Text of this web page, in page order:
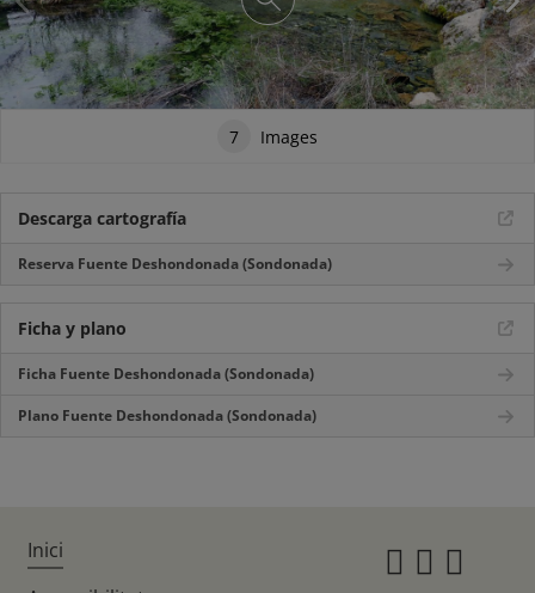
7 Images
Descarga cartografía
Reserva Fuente Deshondonada (Sondonada)
Ficha y plano
Ficha Fuente Deshondonada (Sondonada)
Plano Fuente Deshondonada (Sondonada)
Inici